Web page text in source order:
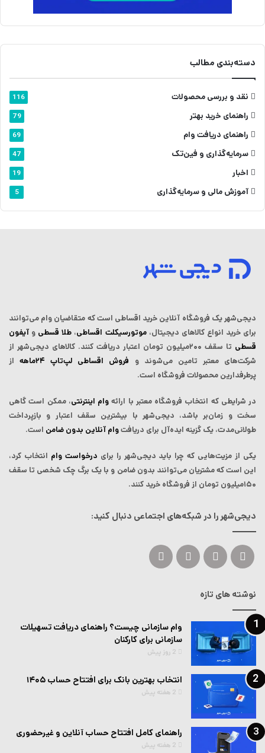
دسته‌بندی مطالب
نقد و بررسی محصولات 116
راهنمای خرید بهتر 79
راهنمای دریافت وام 69
سرمایه‌گذاری و فین‌تک 47
اخبار 19
آموزش مالی و سرمایه‌گذاری 5
دیجی‌شهر یک فروشگاه آنلاین خرید اقساطی است که ‌متقاضیان وام می‌توانند
برای خرید انواع کالاهای دیجیتال،موتورسیکلت اقساطی، طلا قسطی و آیفون
قسطی تا سقف ۲۰۰میلیون تومان اعتبار دریافت کنند.
کالاهای دیجی‌شهر از
شرکت‌های معتبر تامین می‌شوند و فروش اقساطی لپ‌تاپ‌ ۲۴ماهه
از
پرطرفدارین محصولات فروشگاه است.
در شرایطی که انتخاب فروشگاه معتبر با ارائه وام اینترنتی، ممکن است گاهی
سخت و زمان‌بر باشد، دیجی‌شهر با بیشترین سقف اعتبار و بازپرداخت
طولانی‌مدت، یک گزینه ایده‌آل برای دریافتوام آنلاین بدون ضامن است.
یکی از مزیت‌هایی که چرا باید دیجی‌شهر را برای درخواست وام انتخاب کرد،
این است که مشتریان می‌توانند بدون ضامن و با یک برگ چک شخصی تا سقف
۱۵۰میلیون تومان از فروشگاه خرید کنند.
دیجی‌شهر را در شبکه‌های اجتماعی دنبال کنید:
ایکس لینکداینیوتیوباینستاگرام
نوشته های تازه
وام سازمانی چیست؟ راهنمای دریافت تسهیلات
سازمانی برای کارکنان
2 روز پیش
انتخاب بهترین بانک برای افتتاح حساب ۱۴۰۵
2 هفته پیش
راهنمای کامل افتتاح حساب آنلاین و غیرحضوری
2 هفته پیش